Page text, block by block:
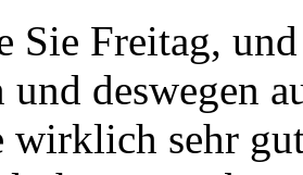
Sie Freitag,
und deswegen
wirklich sehr